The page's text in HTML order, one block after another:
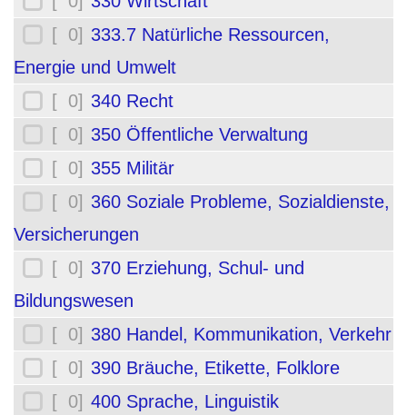
[ 0] 333.7 Natürliche Ressourcen,
Energie und Umwelt
[ 0] 340 Recht
[ 0] 350 Öffentliche Verwaltung
[ 0] 355 Militär
[ 0] 360 Soziale Probleme, Sozialdienste,
Versicherungen
[ 0] 370 Erziehung, Schul- und
Bildungswesen
[ 0] 380 Handel, Kommunikation, Verkehr
[ 0] 390 Bräuche, Etikette, Folklore
[ 0] 400 Sprache, Linguistik